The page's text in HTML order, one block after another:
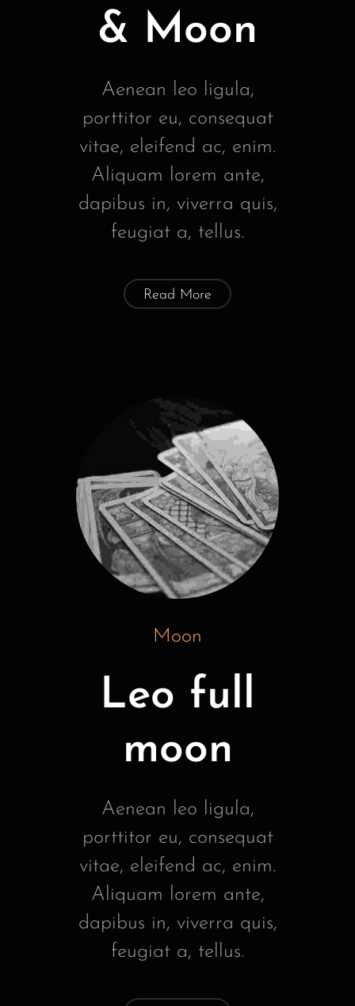
& Moon
Aenean leo ligula,
porttitor eu, consequat
vitae, eleifend ac, enim.
Aliquam lorem ante,
dapibus in, viverra quis,
feugiat a, tellus.
Read More
Moon
Leo full
moon
Aenean leo ligula,
porttitor eu, consequat
vitae, eleifend ac, enim.
Aliquam lorem ante,
dapibus in, viverra quis,
feugiat a, tellus.